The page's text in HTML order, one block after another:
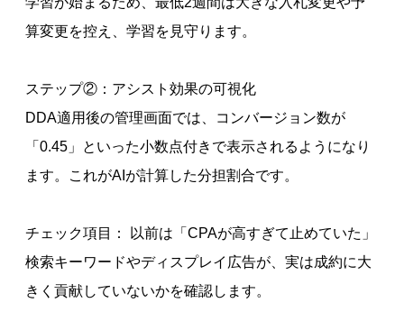
算変更を控え、学習を見守ります。
ステップ②：アシスト効果の可視化
DDA適用後の管理画面では、コンバージョン数が
「0.45」といった小数点付きで表示されるようになり
ます。これがAIが計算した分担割合です。
チェック項目： 以前は「CPAが高すぎて止めていた」
検索キーワードやディスプレイ広告が、実は成約に大
きく貢献していないかを確認します。